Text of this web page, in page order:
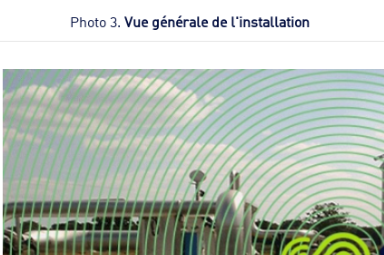
Photo 3. Vue générale de l'installation